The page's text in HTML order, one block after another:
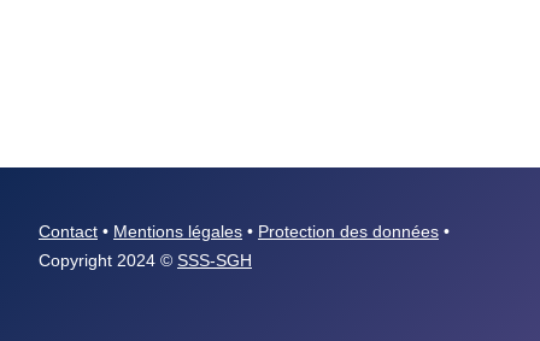
Contact • Mentions légales • Protection des données •
Copyright 2024 © SSS-SGH